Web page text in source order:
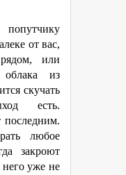
от вас,
или
из
скучать
есть.
последним.
любое
закроют
уже не